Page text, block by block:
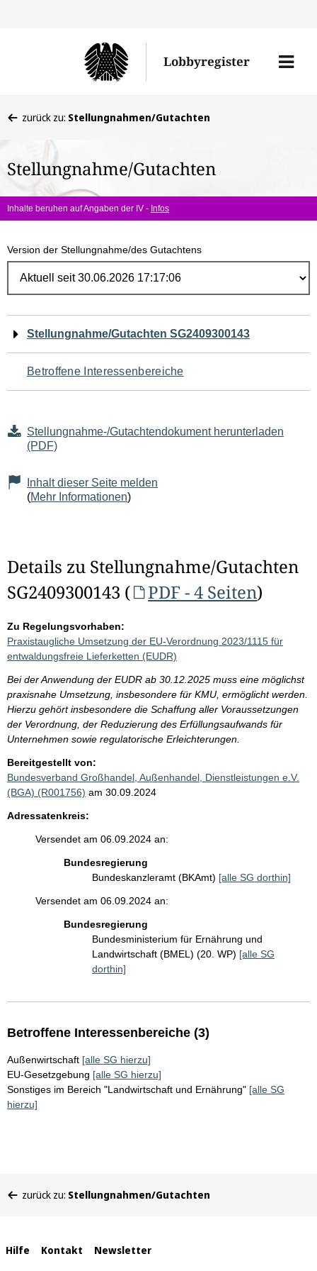
Lobbyregister
Menü
befinden
hier:
zurück zu: Stellungnahmen/Gutachten
Stellungnahme/Gutachten
Inhalte beruhen auf Angaben der IV - Infos
Version der Stellungnahme/des Gutachtens
Navigation
für
den
Seiteninhalt
Stellungnahme/Gutachten SG2409300143
Betroffene Interessenbereiche
Stellungnahme-/Gutachtendokument herunterladen
(PDF)
Inhalt dieser Seite melden
(Mehr Informationen)
Details zu Stellungnahme/Gutachten
SG2409300143 (
PDF - 4 Seiten)
Zu Regelungsvorhaben:
Praxistaugliche Umsetzung der EU-Verordnung 2023/1115 für
entwaldungsfreie Lieferketten (EUDR)
Bei der Anwendung der EUDR ab 30.12.2025 muss eine möglichst
praxisnahe Umsetzung, insbesondere für KMU, ermöglicht werden.
Hierzu gehört insbesondere die Schaffung aller Voraussetzungen
der Verordnung, der Reduzierung des Erfüllungsaufwands für
Unternehmen sowie regulatorische Erleichterungen.
Bereitgestellt von:
Bundesverband Großhandel, Außenhandel, Dienstleistungen e.V.
(BGA) (R001756) am 30.09.2024
Adressatenkreis:
Versendet am 06.09.2024 an:
Bundesregierung
Bundeskanzleramt (BKAmt) [alle SG dorthin]
Versendet am 06.09.2024 an:
Bundesregierung
Bundesministerium für Ernährung und
Landwirtschaft (BMEL) (20. WP) [alle SG
dorthin]
Betroffene Interessenbereiche (3)
Außenwirtschaft [alle SG hierzu]
EU-Gesetzgebung [alle SG hierzu]
Sonstiges im Bereich "Landwirtschaft und Ernährung" [alle SG
hierzu]
befinden
zurück zu: Stellungnahmen/Gutachten
Interne
Hilfe Kontakt Newsletter